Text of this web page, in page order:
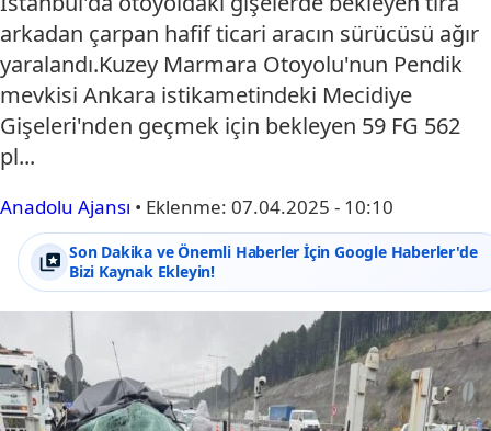
arkadan çarpan hafif ticari aracın sürücüsü ağır
yaralandı.Kuzey Marmara Otoyolu'nun Pendik
mevkisi Ankara istikametindeki Mecidiye
Gişeleri'nden geçmek için bekleyen 59 FG 562
pl...
Anadolu Ajansı • Eklenme: 07.04.2025 - 10:10
Son Dakika ve Önemli Haberler İçin Google Haberler'de
Bizi Kaynak Ekleyin!